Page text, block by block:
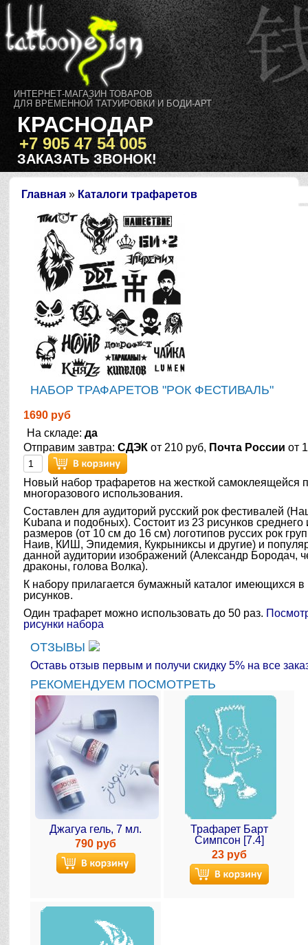
ИНТЕРНЕТ-МАГАЗИН ТОВАРОВ
ДЛЯ ВРЕМЕННОЙ ТАТУИРОВКИ И БОДИ-АРТ
КРАСНОДАР
+7 905 47 54 005
ЗАКАЗАТЬ ЗВОНОК!
Главная » Каталоги трафаретов
НАБОР ТРАФАРЕТОВ "РОК ФЕСТИВАЛЬ"
1690 руб
На складе:да
Отправим завтра:СДЭК от 210 руб, Почта России от
Новый набор трафаретов на жесткой самоклеящейся
многоразового использования.
Составлен для аудиторий русский рок фестивалей
Kubana и подобных). Состоит из 23 рисунков среднего
размеров (от 10 см до 16 см) логотипов руссих рок
Наив, КИШ, Эпидемия, Кукрыниксы и другие) и
данной аудитории изображений (Александр Бородач,
драконы, голова Волка).
К набору прилагается бумажный каталог имеющихся в
рисунков.
Один трафарет можно использовать до 50 раз.
рисунки набора
ОТЗЫВЫ
Оставь отзыв первым и получи скидку 5% на все
РЕКОМЕНДУЕМ ПОСМОТРЕТЬ
Джагуа гель, 7 мл.
790 руб
Трафарет Барт
Симпсон [7.4]
23 руб